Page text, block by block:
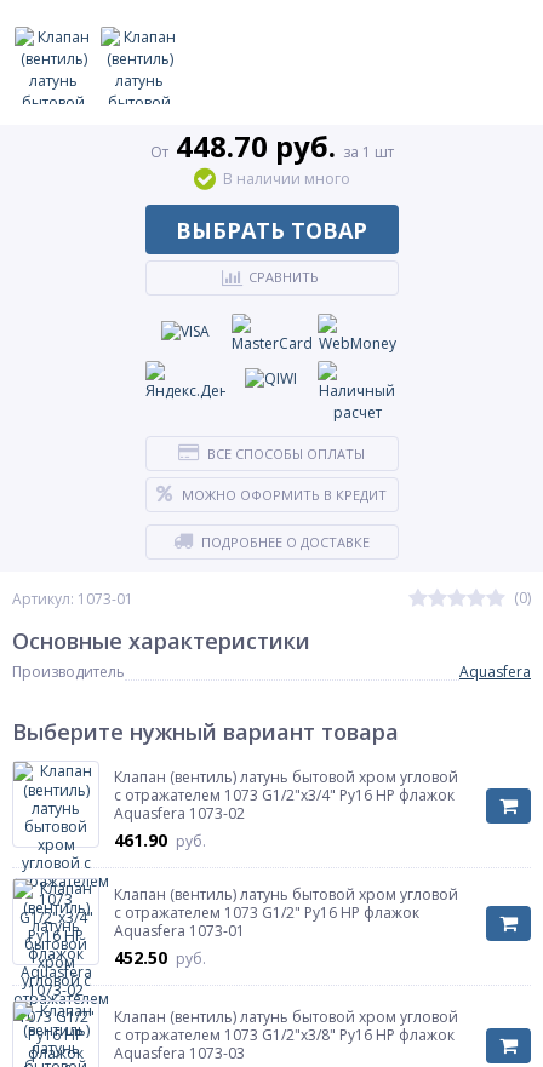
Артикул: 1073-01 (0)
От448.70 руб. за 1 шт
В наличии много
ВЫБРАТЬ ТОВАР
СРАВНИТЬ
ВСЕ СПОСОБЫ ОПЛАТЫ
МОЖНО ОФОРМИТЬ В КРЕДИТ
ПОДРОБНЕЕ О ДОСТАВКЕ
Основные характеристики
Производитель Aquasfera
Выберите нужный вариант товара
Клапан (вентиль) латунь бытовой хром угловой
с отражателем 1073 G1/2"х3/4" Ру16 НР флажок
Aquasfera 1073-02
461.90 руб.
Клапан (вентиль) латунь бытовой хром угловой
с отражателем 1073 G1/2" Ру16 НР флажок
Aquasfera 1073-01
452.50 руб.
Клапан (вентиль) латунь бытовой хром угловой
с отражателем 1073 G1/2"х3/8" Ру16 НР флажок
Aquasfera 1073-03